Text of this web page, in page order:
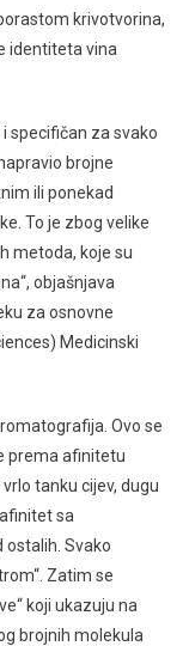
krivotvorina,
identiteta vina
specifičan za svako
brojne
ili ponekad
To je zbog velike
metoda, koje su
objašnjava
za osnovne
Medicinski
Ovo se
prema afinitetu
tanku cijev, dugu
sa
Svako
Zatim se
koji ukazuju na
brojnih molekula